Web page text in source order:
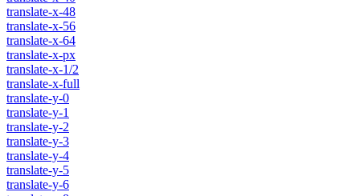
translate-x-48
translate-x-56
translate-x-64
translate-x-px
translate-x-1/2
translate-x-full
translate-y-0
translate-y-1
translate-y-2
translate-y-3
translate-y-4
translate-y-5
translate-y-6